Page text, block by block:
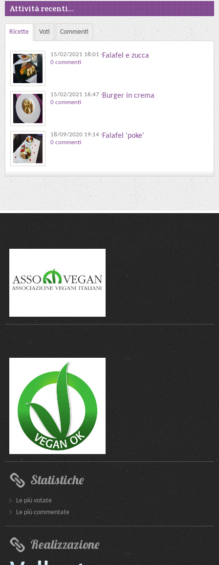
Attività recenti...
Ricette Voti Commenti
Falafel e zucca
15/02/2021 18:01 ·
0 commenti
Burger in crema
15/02/2021 16:47 ·
0 commenti
Falafel 'poke'
18/09/2020 19:14 ·
0 commenti
Statistiche
Le più votate
Le più commentate
Realizzazione